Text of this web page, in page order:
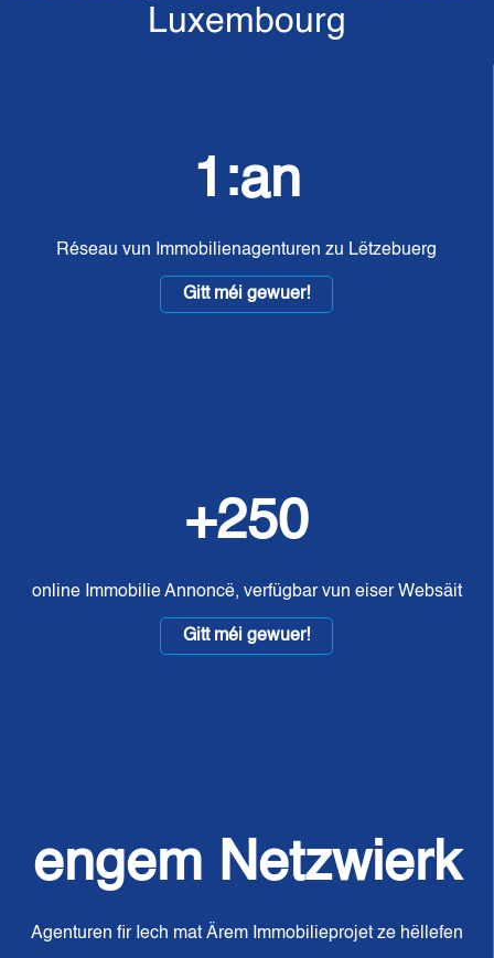
Luxembourg
1:an
Réseau vun Immobilienagenturen zu Lëtzebuerg
Gitt méi gewuer!
+250
online Immobilie Annoncë, verfügbar vun eiser Websäit
Gitt méi gewuer!
engem Netzwierk
Agenturen fir Iech mat Ärem Immobilieprojet ze hëllefen